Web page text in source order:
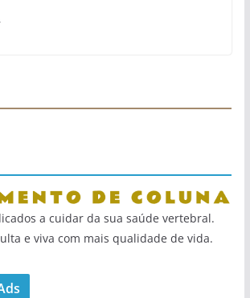
a cuidar da sua saúde vertebral.
e viva com mais qualidade de vida.